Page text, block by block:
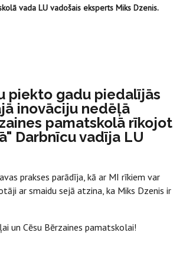
vada LU vadošais eksperts Miks Dzenis.
piekto gadu piedalījās
inovāciju nedēļā
pamatskolā rīkojot
Darbnīcu vadīja LU
prakses parādīja, kā ar MI rīkiem var
ar smaidu sejā atzina, ka Miks Dzenis ir
un Cēsu Bērzaines pamatskolai!